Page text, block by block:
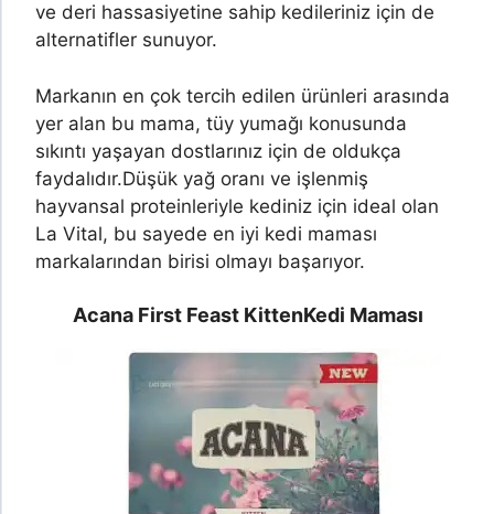
ve deri hassasiyetine sahip kedileriniz için de
alternatifler sunuyor.
Markanın en çok tercih edilen ürünleri arasında
yer alan bu mama, tüy yumağı konusunda
sıkıntı yaşayan dostlarınız için de oldukça
faydalıdır.Düşük yağ oranı ve işlenmiş
hayvansal proteinleriyle kediniz için ideal olan
La Vital, bu sayede en iyi kedi maması
markalarından birisi olmayı başarıyor.
Acana First Feast KittenKedi Maması